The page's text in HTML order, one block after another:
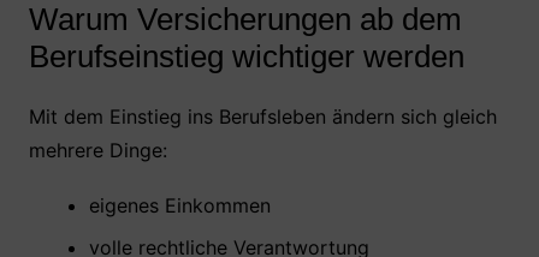
Warum Versicherungen ab dem
Berufseinstieg wichtiger werden
Mit dem Einstieg ins Berufsleben ändern sich gleich
mehrere Dinge:
eigenes Einkommen
volle rechtliche Verantwortung